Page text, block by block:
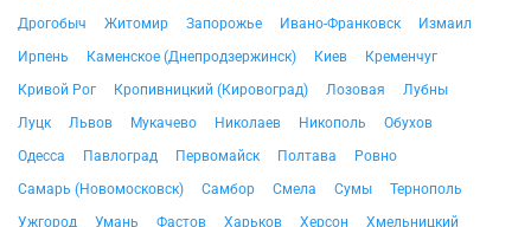
Дрогобыч
Житомир Запорожье Ивано-Франковск
Измаил
Ирпень
Каменское (Днепродзержинск) Киев
Кременчуг
Кривой Рог
Кропивницкий (Кировоград) Лозовая
Лубны
Луцк
Львов Мукачево Николаев Никополь
Обухов
Одесса
Павлоград Первомайск Полтава
Ровно
Самарь (Новомосковск)
Самбор Смела Сумы
Тернополь
Ужгород
Умань Фастов Харьков Херсон
Хмельницкий